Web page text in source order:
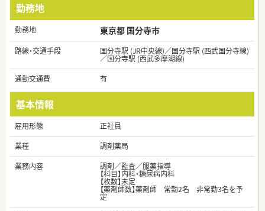
勤務地
勤務地 東京都 国分寺市
路線・交通手段 国分寺駅 (JR中央線)／国分寺駅 (西武国分寺線)
／国分寺駅 (西武多摩湖線)
通勤交通費
有
基本情報
雇用形態
正社員
業種
調剤薬局
業務内容
調剤／監査／服薬指導
【科目】内科・糖尿病内科
【枚数】未定
【薬剤師数】薬剤師 常勤2名 非常勤3名を予
定